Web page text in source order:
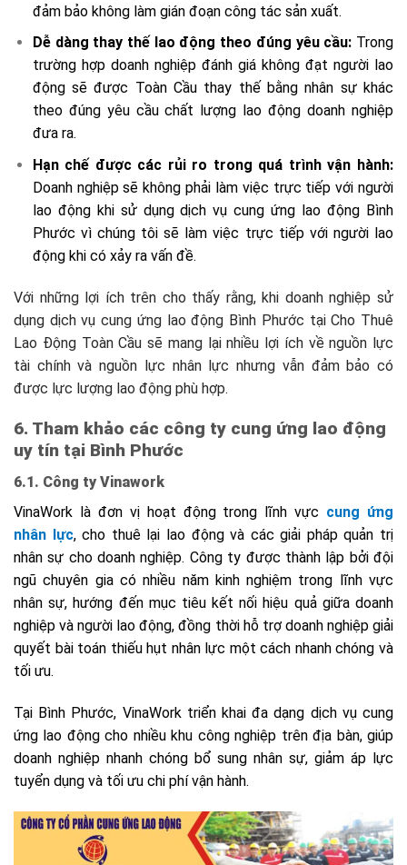
đảm bảo không làm gián đoạn công tác sản xuất.
Dễ dàng thay thế lao động theo đúng yêu cầu: Trong
trường hợp doanh nghiệp đánh giá không đạt người lao
động sẽ được Toàn Cầu thay thế bằng nhân sự khác
theo đúng yêu cầu chất lượng lao động doanh nghiệp
đưa ra.
Hạn chế được các rủi ro trong quá trình vận hành:
Doanh nghiệp sẽ không phải làm việc trực tiếp với người
lao động khi sử dụng dịch vụ cung ứng lao động Bình
Phước vì chúng tôi sẽ làm việc trực tiếp với người lao
động khi có xảy ra vấn đề.
Với những lợi ích trên cho thấy rằng, khi doanh nghiệp sử
dụng dịch vụ cung ứng lao động Bình Phước tại Cho Thuê
Lao Động Toàn Cầu sẽ mang lại nhiều lợi ích về nguồn lực
tài chính và nguồn lực nhân lực nhưng vẫn đảm bảo có
được lực lượng lao động phù hợp.
6. Tham khảo các công ty cung ứng lao động
uy tín tại Bình Phước
6.1. Công ty Vinawork
VinaWork là đơn vị hoạt động trong lĩnh vực cung ứng
nhân lực, cho thuê lại lao động và các giải pháp quản trị
nhân sự cho doanh nghiệp. Công ty được thành lập bởi đội
ngũ chuyên gia có nhiều năm kinh nghiệm trong lĩnh vực
nhân sự, hướng đến mục tiêu kết nối hiệu quả giữa doanh
nghiệp và người lao động, đồng thời hỗ trợ doanh nghiệp giải
quyết bài toán thiếu hụt nhân lực một cách nhanh chóng và
tối ưu.
Tại Bình Phước, VinaWork triển khai đa dạng dịch vụ cung
ứng lao động cho nhiều khu công nghiệp trên địa bàn, giúp
doanh nghiệp nhanh chóng bổ sung nhân sự, giảm áp lực
tuyển dụng và tối ưu chi phí vận hành.